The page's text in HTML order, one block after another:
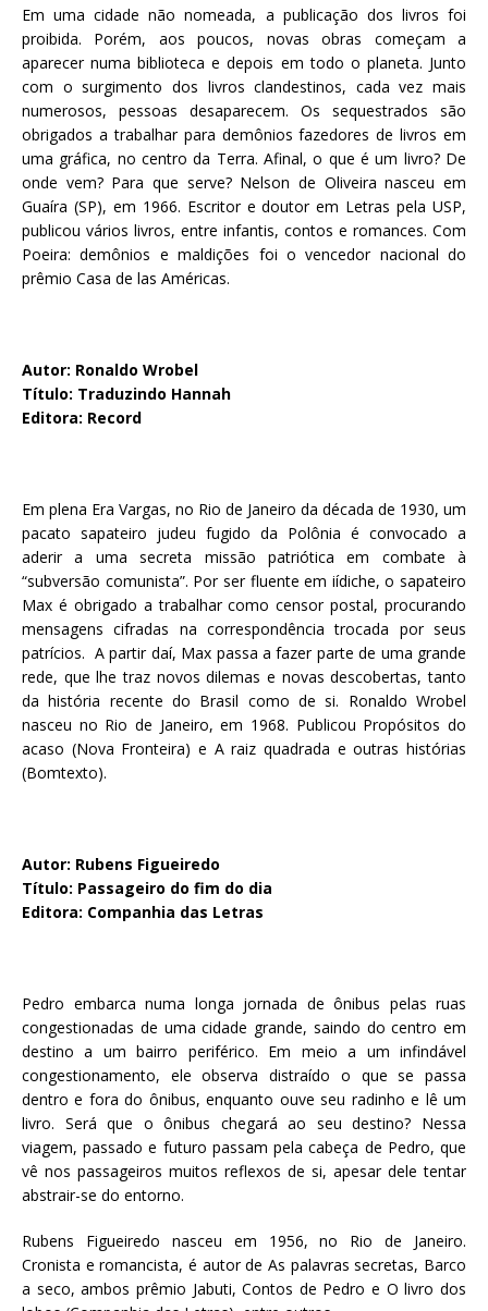
Em uma cidade não nomeada, a publicação dos livros foi
proibida. Porém, aos poucos, novas obras começam a
aparecer numa biblioteca e depois em todo o planeta. Junto
com o surgimento dos livros clandestinos, cada vez mais
numerosos, pessoas desaparecem. Os sequestrados são
obrigados a trabalhar para demônios fazedores de livros em
uma gráfica, no centro da Terra. Afinal, o que é um livro? De
onde vem? Para que serve? Nelson de Oliveira nasceu em
Guaíra (SP), em 1966. Escritor e doutor em Letras pela USP,
publicou vários livros, entre infantis, contos e romances. Com
Poeira: demônios e maldições foi o vencedor nacional do
prêmio Casa de las Américas.
Autor: Ronaldo Wrobel
Título: Traduzindo Hannah
Editora: Record
Em plena Era Vargas, no Rio de Janeiro da década de 1930, um
pacato sapateiro judeu fugido da Polônia é convocado a
aderir a uma secreta missão patriótica em combate à
“subversão comunista”. Por ser fluente em iídiche, o sapateiro
Max é obrigado a trabalhar como censor postal, procurando
mensagens cifradas na correspondência trocada por seus
patrícios. A partir daí, Max passa a fazer parte de uma grande
rede, que lhe traz novos dilemas e novas descobertas, tanto
da história recente do Brasil como de si. Ronaldo Wrobel
nasceu no Rio de Janeiro, em 1968. Publicou Propósitos do
acaso (Nova Fronteira) e A raiz quadrada e outras histórias
(Bomtexto).
Autor: Rubens Figueiredo
Título: Passageiro do fim do dia
Editora: Companhia das Letras
Pedro embarca numa longa jornada de ônibus pelas ruas
congestionadas de uma cidade grande, saindo do centro em
destino a um bairro periférico. Em meio a um infindável
congestionamento, ele observa distraído o que se passa
dentro e fora do ônibus, enquanto ouve seu radinho e lê um
livro. Será que o ônibus chegará ao seu destino? Nessa
viagem, passado e futuro passam pela cabeça de Pedro, que
vê nos passageiros muitos reflexos de si, apesar dele tentar
abstrair-se do entorno.
Rubens Figueiredo nasceu em 1956, no Rio de Janeiro.
Cronista e romancista, é autor de As palavras secretas, Barco
a seco, ambos prêmio Jabuti, Contos de Pedro e O livro dos